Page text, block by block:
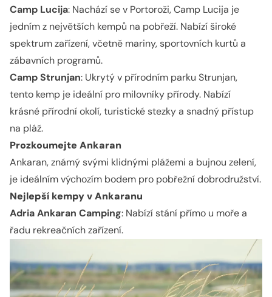
Camp Lucija: Nachází se v Portoroži, Camp Lucija je
jedním z největších kempů na pobřeží. Nabízí široké
spektrum zařízení, včetně mariny, sportovních kurtů a
zábavních programů.
Camp Strunjan: Ukrytý v přírodním parku Strunjan,
tento kemp je ideální pro milovníky přírody. Nabízí
krásné přírodní okolí, turistické stezky a snadný přístup
na pláž.
Prozkoumejte Ankaran
Ankaran, známý svými klidnými plážemi a bujnou zelení,
je ideálním výchozím bodem pro pobřežní dobrodružství.
Nejlepší kempy v Ankaranu
Adria Ankaran Camping: Nabízí stání přímo u moře a
řadu rekreačních zařízení.